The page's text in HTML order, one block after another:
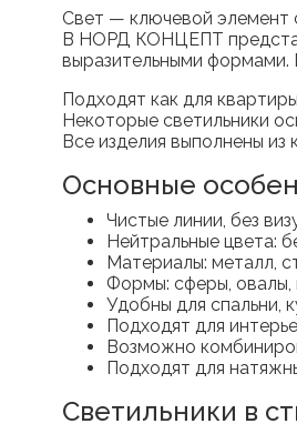
Свет — ключевой элемент
В НОРД КОНЦЕПТ
выразительными формами.
Подходят как для
Некоторые светильники
Все изделия выполнены из
Основные
Чистые линии, без
Нейтральные цвета:
Материалы: металл,
Формы: сферы, овалы,
Удобны для спальни,
Подходят для
Возможно
Подходят для
Светильники в